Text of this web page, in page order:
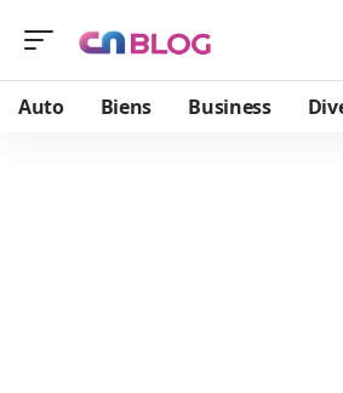
Auto Biens Business